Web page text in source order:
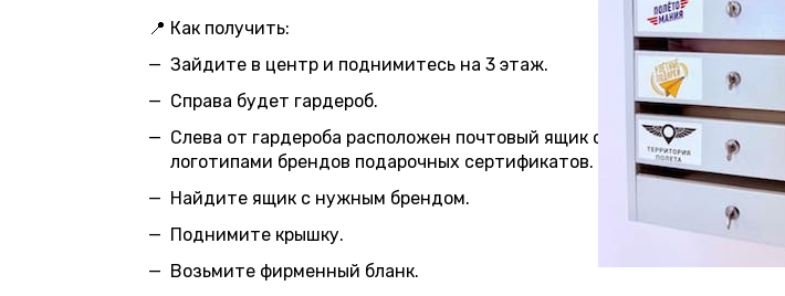
📍 Как получить:
Зайдите в центр и поднимитесь на 3 этаж.
Справа будет гардероб.
Слева от гардероба расположен почтовый ящик с
логотипами брендов подарочных сертификатов.
Найдите ящик с нужным брендом.
Поднимите крышку.
Возьмите фирменный бланк.